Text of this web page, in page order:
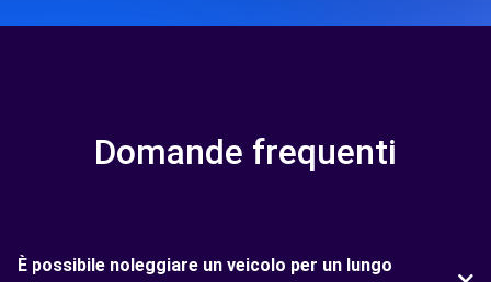
Domande frequenti
È possibile noleggiare un veicolo per un lungo